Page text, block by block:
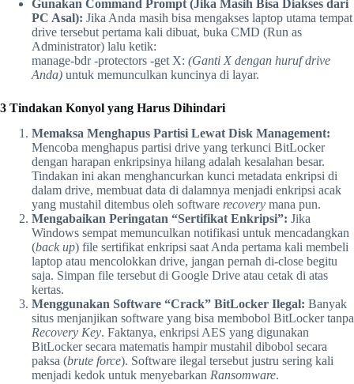
Gunakan Command Prompt (Jika Masih Bisa Diakses dari
PC Asal): Jika Anda masih bisa mengakses laptop utama tempat
drive tersebut pertama kali dibuat, buka CMD (Run as
Administrator) lalu ketik:
manage-bdr -protectors -get X: (Ganti X dengan huruf drive
Anda) untuk memunculkan kuncinya di layar.
3 Tindakan Konyol yang Harus Dihindari
Memaksa Menghapus Partisi Lewat Disk Management:
Mencoba menghapus partisi drive yang terkunci BitLocker
dengan harapan enkripsinya hilang adalah kesalahan besar.
Tindakan ini akan menghancurkan kunci metadata enkripsi di
dalam drive, membuat data di dalamnya menjadi enkripsi acak
yang mustahil ditembus oleh software recovery mana pun.
Mengabaikan Peringatan “Sertifikat Enkripsi”: Jika
Windows sempat memunculkan notifikasi untuk mencadangkan
(back up) file sertifikat enkripsi saat Anda pertama kali membeli
laptop atau mencolokkan drive, jangan pernah di-close begitu
saja. Simpan file tersebut di Google Drive atau cetak di atas
kertas.
Menggunakan Software “Crack” BitLocker Ilegal: Banyak
situs menjanjikan software yang bisa membobol BitLocker tanpa
Recovery Key. Faktanya, enkripsi AES yang digunakan
BitLocker secara matematis hampir mustahil dibobol secara
paksa (brute force). Software ilegal tersebut justru sering kali
menjadi kedok untuk menyebarkan Ransomware.